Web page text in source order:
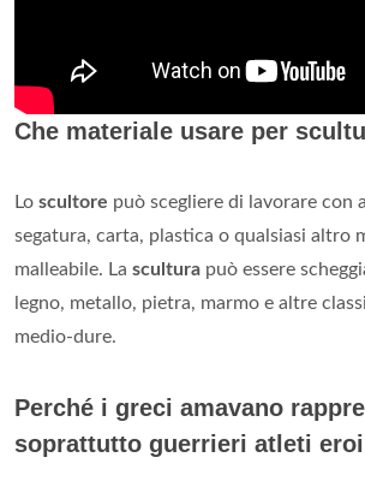
Che materiale usare per
Lo scultore può scegliere di lavorare con
segatura, carta, plastica o qualsiasi altro
malleabile. La scultura può essere
legno, metallo, pietra, marmo e altre
medio-dure.
Perché i greci amavano
soprattutto guerrieri atleti